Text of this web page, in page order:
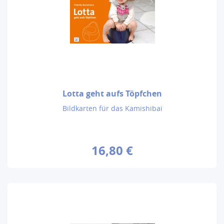
Lotta geht aufs Töpfchen
Bildkarten für das Kamishibai
16,80 €